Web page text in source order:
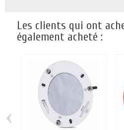
Les clients qui ont
également acheté :
‹